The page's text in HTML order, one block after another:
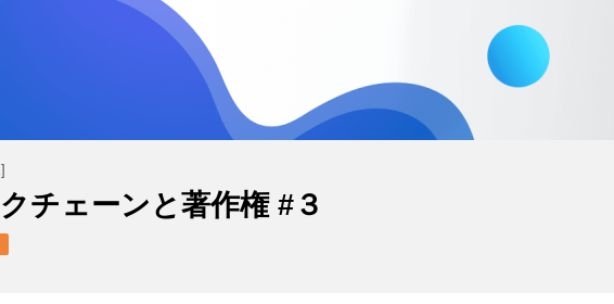
チェーンと著作権 #３